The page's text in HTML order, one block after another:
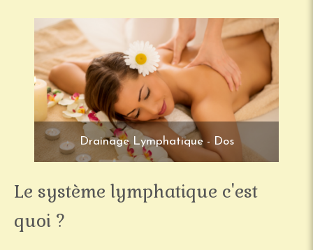
Drainage Lymphatique - Dos
Le système lymphatique c'est
quoi ?